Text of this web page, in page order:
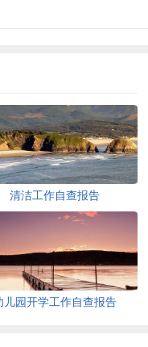
清洁工作自查报告
儿园开学工作自查报告